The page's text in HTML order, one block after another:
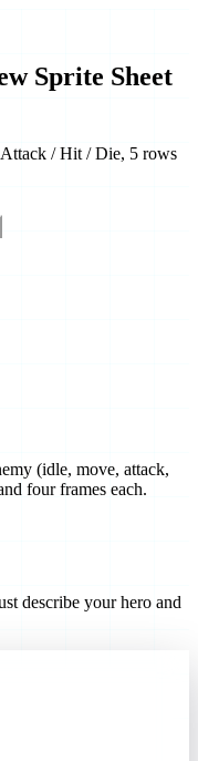
Sprite Sheet
/ Hit / Die, 5 rows
(idle, move, attack,
four frames each.
describe your hero and